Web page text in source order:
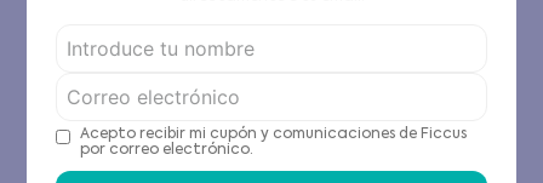
Acepto recibir mi cupón y comunicaciones de Ficcus
por correo electrónico.